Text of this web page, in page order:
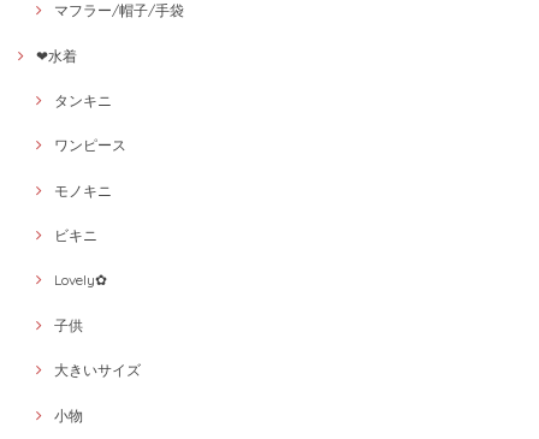
マフラー/帽子/手袋
❤水着
タンキニ
ワンピース
モノキニ
ビキニ
Lovely✿
子供
大きいサイズ
小物